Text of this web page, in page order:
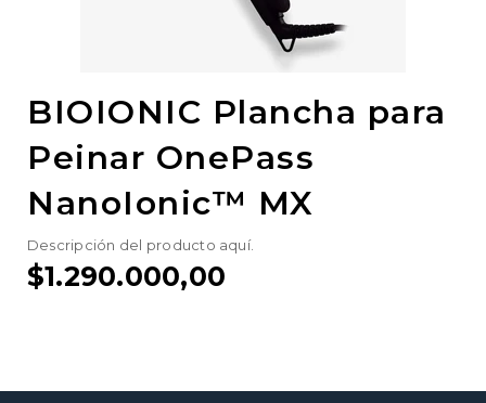
BIOIONIC Plancha para
Peinar OnePass
NanoIonic™ MX
Descripción del producto aquí.
$1.290.000,00